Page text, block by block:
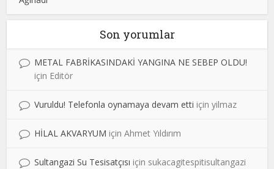
Son yorumlar
METAL FABRİKASINDAKİ YANGINA NE SEBEP OLDU!
için Editör
Vuruldu! Telefonla oynamaya devam etti içinyilmaz
HİLAL AKVARYUM içinAhmet Yıldırım
Sultangazi Su Tesisatçısı için sukacagitespitisultangazi